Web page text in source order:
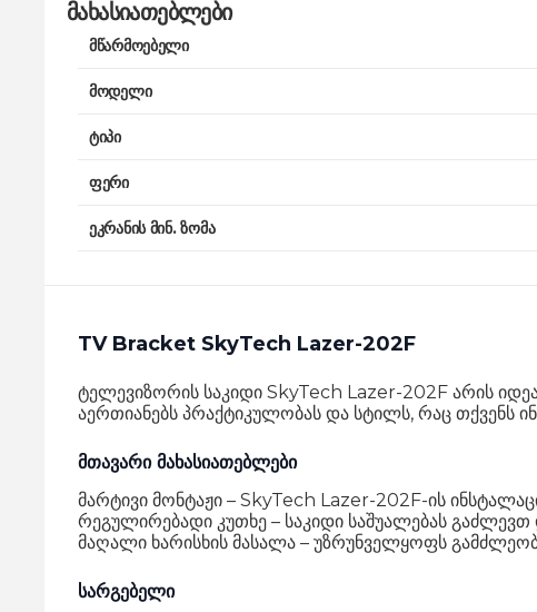
მახასიათებლები
მწარმოებელი
მოდელი
ტიპი
ფერი
ეკრანის მინ. ზომა
TV Bracket SkyTech Lazer-202F
ტელევიზორის საკიდი SkyTech Lazer-202F არის
აერთიანებს პრაქტიკულობას და სტილს, რაც თქვენს
მთავარი მახასიათებლები
მარტივი მონტაჟი – SkyTech Lazer-202F-ის
რეგულირებადი კუთხე – საკიდი საშუალებას
მაღალი ხარისხის მასალა – უზრუნველყოფს
სარგებელი